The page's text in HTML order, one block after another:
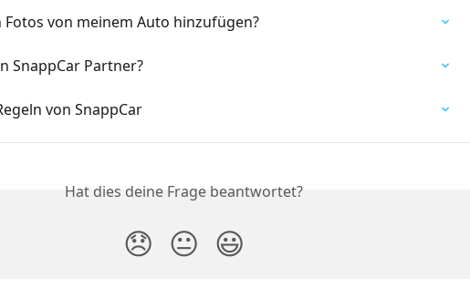
Fotos von meinem Auto hinzufügen?
SnappCar Partner?
von SnappCar
Hat dies deine Frage beantwortet?
😞 😐 😃